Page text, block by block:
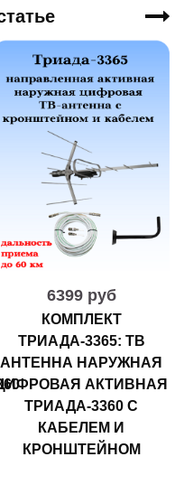
6399 руб
КОМПЛЕКТ
ТРИАДА-3365: ТВ
АНТЕННА НАРУЖНАЯ
АКТИВНАЯ
ТРИАДА-3360 С
КАБЕЛЕМ И
КРОНШТЕЙНОМ